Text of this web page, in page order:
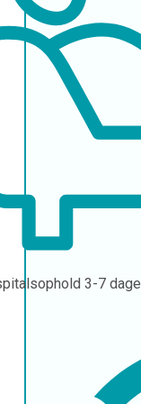
3-7 dage